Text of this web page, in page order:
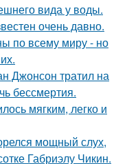
вида у воды.
очень давно.
по всему миру - но
Джонсон тратил на
бессмертия.
мягким, легко и
мощный слух,
Габриэлу Чикин.